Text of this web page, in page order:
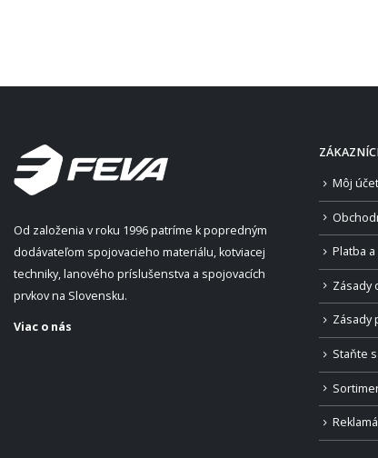
Od založenia v roku 1996 patríme k popredným
dodávateľom spojovacieho materiálu, kotviacej
techniky, lanového príslušenstva a spojovacích
prvkov na Slovensku.
Viac o nás
Môj účet
Platba
Zásady
Zásady
Staňte